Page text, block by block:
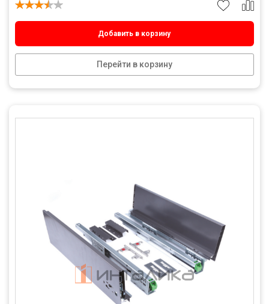
Добавить в корзину
Перейти в корзину